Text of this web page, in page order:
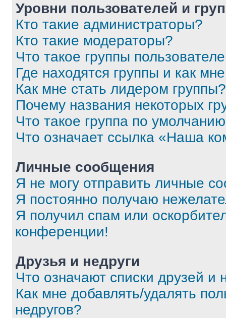
Уровни пользователей и
Кто такие администраторы?
Кто такие модераторы?
Что такое группы
Где находятся группы и как
Как мне стать лидером группы?
Почему названия некоторых
Что такое группа по
Что означает ссылка «Наша
Личные сообщения
Я не могу отправить личные
Я постоянно получаю
Я получил спам или
конференции!
Друзья и недруги
Что означают списки друзей и
Как мне добавлять/удалять
недругов?